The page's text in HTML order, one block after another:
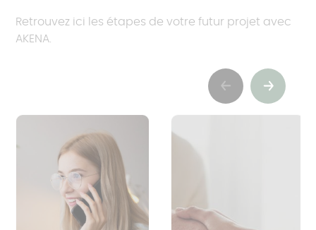
Retrouvez ici les étapes de votre futur projet avec
AKENA.
PreviousSuivant